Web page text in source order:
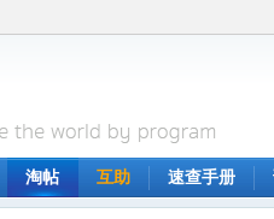
淘帖 互助 速查手册